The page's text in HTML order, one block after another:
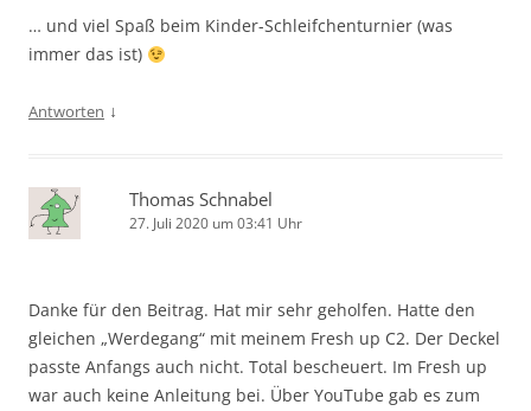
… und viel Spaß beim Kinder-Schleifchenturnier (was
immer das ist)
Antworten ↓
Thomas Schnabel
27. Juli 2020 um 03:41 Uhr
Danke für den Beitrag. Hat mir sehr geholfen. Hatte den
gleichen „Werdegang“ mit meinem Fresh up C2. Der Deckel
passte Anfangs auch nicht. Total bescheuert. Im Fresh up
war auch keine Anleitung bei. Über YouTube gab es zum